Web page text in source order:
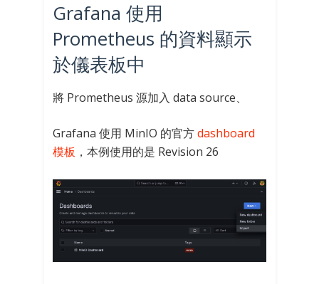
Grafana 使用
Prometheus 的資料顯示
於儀表板中
將 Prometheus 源加入 data source、
Grafana 使用 MinIO 的官方dashboard
模板 ，本例使用的是 Revision 26